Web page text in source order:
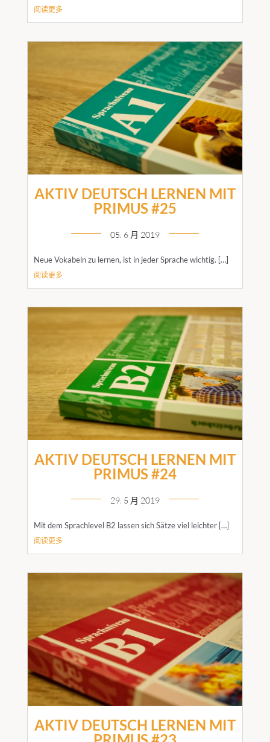
阅读更多
AKTIV DEUTSCH LERNEN MIT
PRIMUS #25
05. 6 月 2019
Neue Vokabeln zu lernen, ist in jeder Sprache wichtig. […]
阅读更多
AKTIV DEUTSCH LERNEN MIT
PRIMUS #24
29. 5 月 2019
Mit dem Sprachlevel B2 lassen sich Sätze viel leichter […]
阅读更多
AKTIV DEUTSCH LERNEN MIT